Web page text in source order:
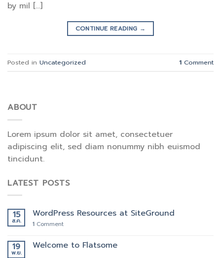
by mil […]
CONTINUE READING →
Posted in Uncategorized 1 Comment
ABOUT
Lorem ipsum dolor sit amet, consectetuer
adipiscing elit, sed diam nonummy nibh euismod
tincidunt.
LATEST POSTS
15
ส.ค.
WordPress Resources at SiteGround
1 Comment
19
พ.ย.
Welcome to Flatsome